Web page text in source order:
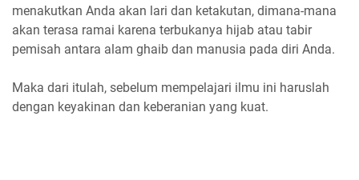
menakutkan Anda akan lari dan ketakutan, dimana-mana
akan terasa ramai karena terbukanya hijab atau tabir
pemisah antara alam ghaib dan manusia pada diri Anda.
Maka dari itulah, sebelum mempelajari ilmu ini haruslah
dengan keyakinan dan keberanian yang kuat.